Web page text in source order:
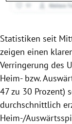
Statistiken seit
zeigen einen
Verringerung des
Heim- bzw.
47 zu 30 Prozent)
durchschnittlich
Heim-/